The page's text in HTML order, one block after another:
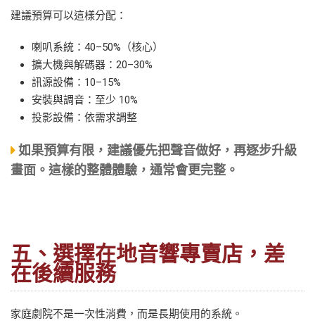
建議預算可以這樣分配：
喇叭系統：40–50%（核心）
擴大機與解碼器：20–30%
訊源設備：10–15%
安裝與調音：至少 10%
投影設備：依需求調整
如果預算有限，建議優先把聲音做好，再逐步升級
畫面。這樣的整體體驗，通常會更完整。
五、選擇在地音響專賣店，差
在後續服務
家庭劇院不是一次性消費，而是長期使用的系統。